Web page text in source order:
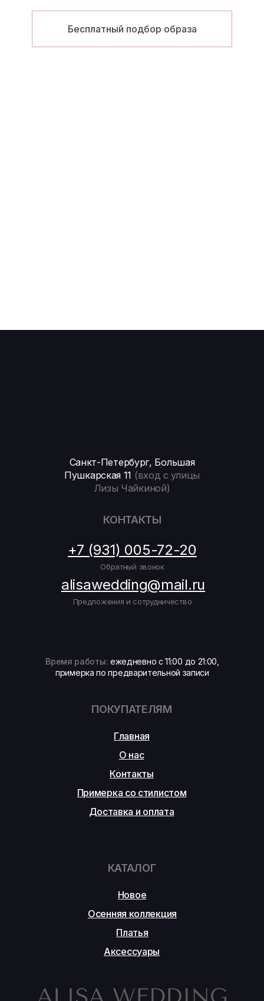
Бесплатный подбор образа
Новое
КОНТАКТЫ
Осенняя коллекция
+7 (931) 005-72-20
Платья
Предложения и сотрудничество
Аксессуары
Обратный звонок
Время работы: ежедневно с 11:00 до 21:00,
примерка по предварительной записи
КАТАЛОГ
alisawedding@mail.ru
Главная
О нас
Контакты
Примерка со стилистом
Доставка и оплата
ПОКУПАТЕЛЯМ
Санкт-Петербург, Большая
Пушкарская 11 (вход с улицы
Лизы Чайкиной)